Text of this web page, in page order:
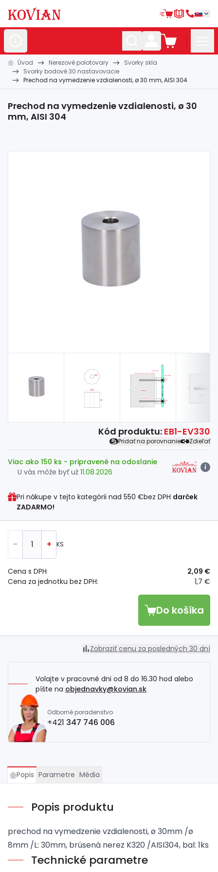
Nerezovépolotovary
Hliníkovépolotovary
Kovanépolotovary
Zábradlia a
Úvod Nerezové polotovary
Svorky skla
Svorky bodové 30 nastavovacie
Prechod na vymedzenie vzdialenosti, ø 30 mm, AISI 304
Prechod na vymedzenie vzdialenosti, ø 30
mm, AISI 304
Kód produktu: EB1-EV330
Pridať na porovnanie Zdieľať
Viac ako 150 ks - pripravené na odoslanie
U vás môže byť už 11.08.2026
i
Pri nákupe v tejto kategórii nad 550 €bez DPH darček
ZADARMO!
- + KS
Cena za jednotku bez DPH: 1,7 €
Cena s DPH 2,09 €
Do košíka
Zobraziť cenu za posledných 30 dní
Volajte v pracovné dni od 8 do 16.30 hod alebo
píšte na objednavky@kovian.sk
Odborné poradenstvo
+421 347 746 006
Popis Parametre Média
Popis produktu
prechod na vymedzenie vzdialenosti, ø 30mm /ø
8mm /L: 30mm, brúsená nerez K320 /AISI304, bal: 1ks
Technické parametre